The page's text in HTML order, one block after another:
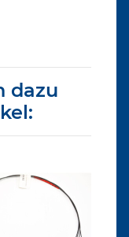
dazu